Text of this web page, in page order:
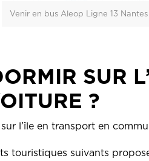
Venir en bus Aleop Ligne 13
SUR
?
l’île en transport en
touristiques suivants